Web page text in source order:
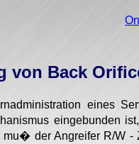
von Back
eines
eingebunden
der Angreifer R/W